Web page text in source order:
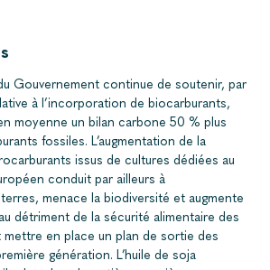
Gouvernement continue de soutenir, par
à l’incorporation de biocarburants,
moyenne un bilan carbone 50 % plus
fossiles. L’augmentation de la
issus de cultures dédiées au
conduit par ailleurs à
terres, menace la biodiversité et augmente
détriment de la sécurité alimentaire des
mettre en place un plan de sortie des
génération. L’huile de soja